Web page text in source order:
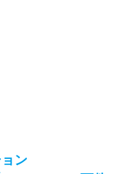
ョン